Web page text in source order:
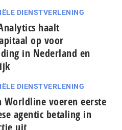
DIENSTVERLENING
haalt
op voor
in Nederland en
DIENSTVERLENING
Worldline voeren eerste
agentic betaling in